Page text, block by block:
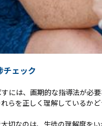
ェック
には、画期的な指導法が必
らを正しく理解しているか